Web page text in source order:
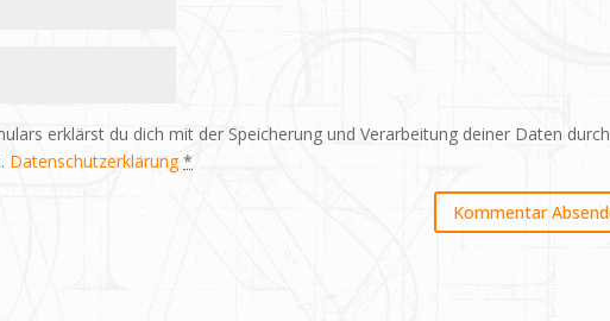
erklärst du dich mit der Speicherung und Verarbeitung deiner Daten durch
Datenschutzerklärung *